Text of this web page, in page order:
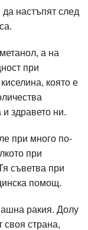
настъпят след
а на
при
която е
здравето ни.
при много по-
при
съветва при
помощ.
ракия. Долу
своя страна,